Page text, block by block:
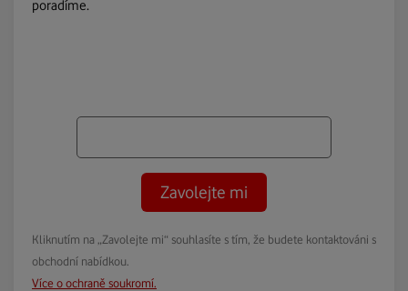
poradíme.
Zavolejte mi
Kliknutím na „Zavolejte mi“ souhlasíte s tím, že budete kontaktováni s
obchodní nabídkou.
Více o ochraně soukromí.